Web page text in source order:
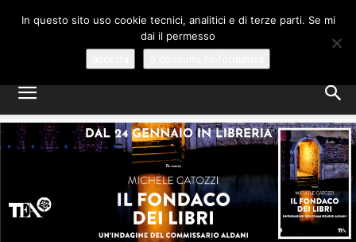
MICHELE CATOZZI
GIALLI E MYSTERY, A VENEZIA
In questo sito uso cookie tecnici, analitici e di terze parti. Se mi
dai il permesso